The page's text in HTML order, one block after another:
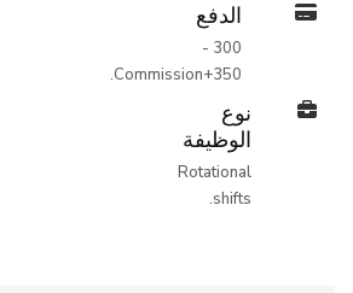
الدفع
300 -
350+Commission.
نوع
الوظيفة
Rotational
shifts.